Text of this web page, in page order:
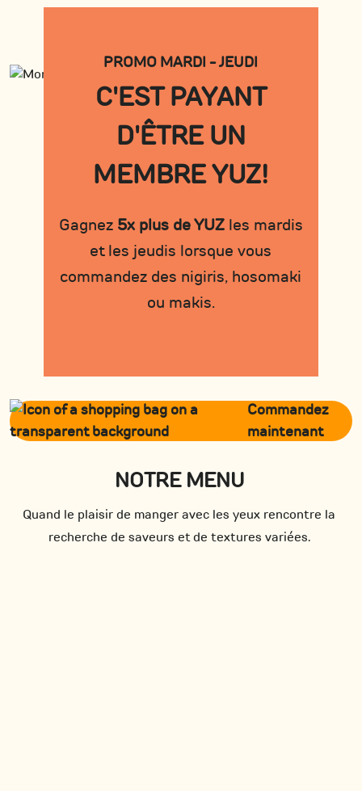
PROMO MARDI - JEUDI
C'EST PAYANT
D'ÊTRE UN
MEMBRE YUZ!
Gagnez 5x plus de YUZles mardis
et les jeudis lorsque vous
commandez des nigiris, hosomaki
ou makis.
Commandez
maintenant
NOTRE MENU
Quand le plaisir de manger avec les yeux rencontre la
recherche de saveurs et de textures variées.